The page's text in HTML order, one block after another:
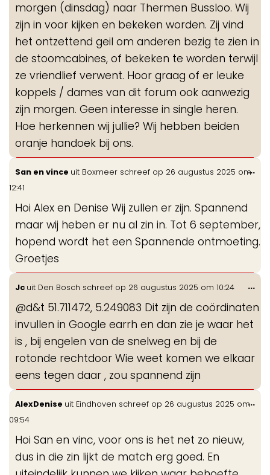
morgen (dinsdag) naar Thermen Bussloo. Wij
zijn in voor kijken en bekeken worden. Zij vind
het ontzettend geil om anderen bezig te zien in
de stoomcabines, of bekeken te worden terwijl
ze vriendlief verwent. Hoor graag of er leuke
koppels / dames van dit forum ook aanwezig
zijn morgen. Geen interesse in single heren.
Hoe herkennen wij jullie? Wij hebben beiden
oranje handoek bij ons.
San en vince uit Boxmeer schreef op 26 augustus 2025 om
12:41
Hoi Alex en Denise Wij zullen er zijn. Spannend
maar wij heben er nu al zin in. Tot 6 september,
hopend wordt het een Spannende ontmoeting.
Groetjes
...
Jc uit Den Bosch schreef op 26 augustus 2025 om 10:24
@d&t 51.711472, 5.249083 Dit zijn de coördinaten
invullen in Google earrh en dan zie je waar het
is , bij engelen van de snelweg en bij de
rotonde rechtdoor Wie weet komen we elkaar
eens tegen daar , zou spannend zijn
...
AlexDenise uit Eindhoven schreef op 26 augustus 2025 om
09:54
Hoi San en vinc, voor ons is het net zo nieuw,
dus in die zin lijkt de match erg goed. En
...